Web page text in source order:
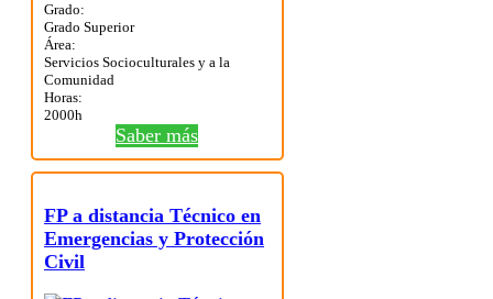
Grado:
Grado Superior
Área:
Servicios Socioculturales y a la
Comunidad
Horas:
2000h
Saber más
FP a distancia Técnico en
Emergencias y Protección
Civil